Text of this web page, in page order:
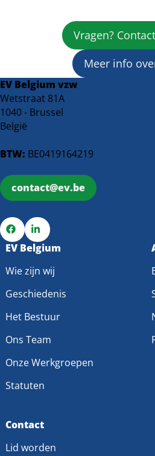
Vragen?
Meer info
EV Belgium vzw
Wetstraat 81A
1040 - Brussel
België
BTW: BE0419164219
contact@ev.be
Ga
Facebook
Ga
LinkedIn
EV Belgium
Wie zijn wij
Geschiedenis
Het Bestuur
Ons Team
Onze Werkgroepen
Statuten
Contact
Lid worden